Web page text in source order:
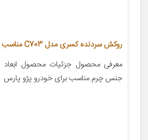
روکش سردنده کسری مدل C703 مناسب برای پژو پارس
جنس چرم مناسب برای خودرو پژو پارس